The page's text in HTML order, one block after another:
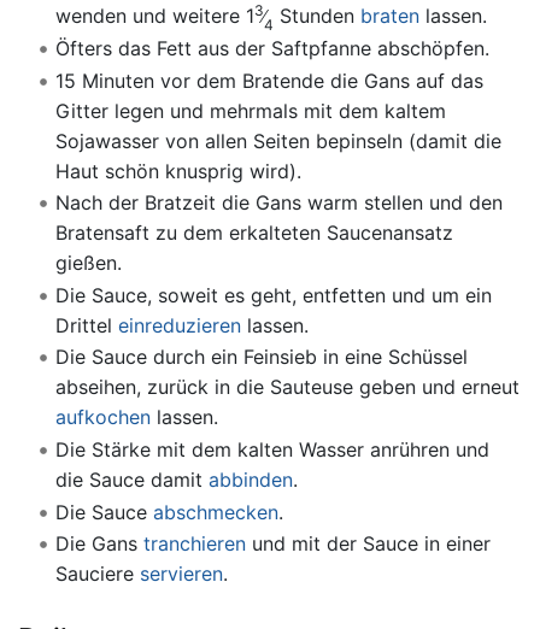
wenden und weitere 13
4 Stunden bratenlassen.
Öfters das Fett aus der Saftpfanne abschöpfen.
15 Minuten vor dem Bratende die Gans auf das
Gitter legen und mehrmals mit dem kaltem
Sojawasser von allen Seiten bepinseln (damit die
Haut schön knusprig wird).
Nach der Bratzeit die Gans warm stellen und den
Bratensaft zu dem erkalteten Saucenansatz
gießen.
Die Sauce, soweit es geht, entfetten und um ein
Drittel einreduzierenlassen.
Die Sauce durch ein Feinsieb in eine Schüssel
abseihen, zurück in die Sauteuse geben und erneut
aufkochenlassen.
Die Stärke mit dem kalten Wasser anrühren und
die Sauce damit abbinden.
Die Sauce abschmecken.
Die Gans tranchierenund mit der Sauce in einer
Sauciere servieren.